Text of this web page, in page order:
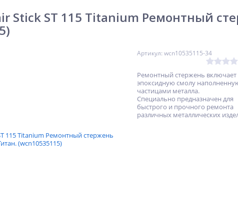
Stick ST 115 Titanium Ремонтный
Артикул: wcn10535115-34
Ремонтный стержень включает
эпоксидную смолу
частицами металла.
Специально предназначен для
быстрого и прочного ремонта
различных металлических